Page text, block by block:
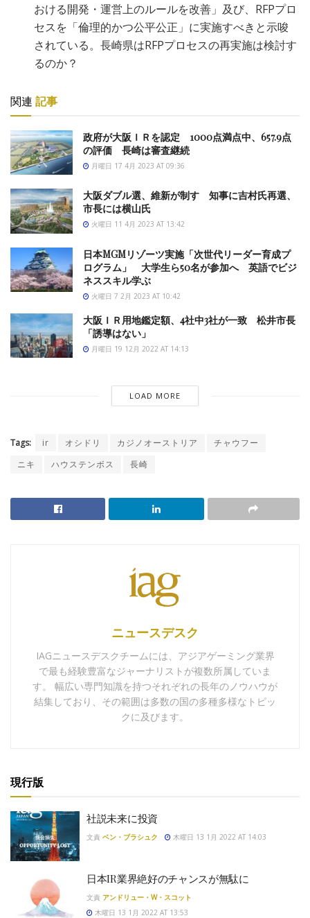
おける開発・運営上のルールを改善」及び、RFPプロ
セスを「倫理的かつ公平公正」に実施すべきと示唆
されている。長崎県はRFPプロセスの再実施は検討す
るのか？
関連 記事
政府が大阪ＩＲを認定 1000点満点中、657.9点
の評価 長崎は審査継続
月曜日 17 4月 2023 AT 09:36
大阪ダブル選、維新が制す 知事に吉村氏再選、
市長には横山氏
火曜日 11 4月 2023 AT 13:42
日本MGMリゾーツ実施「次世代リーダー育成プ
ログラム」 大学生ら50名が参加へ 英語でビジ
ネススキル学ぶ
火曜日 7 2月 2023 AT 10:42
大阪ＩＲ用地鑑定額、4社中3社が一致 松井市長
「誘導はない」
月曜日 19 12月 2022 AT 14:13
LOAD MORE
Tags: ir オシドリ カジノオーストリア
チャウフー
ニキ
ハウステンボス 長崎
ニュースデスク
IAGニュースデスクチームには、アジアゲーミング業界
で最も経験豊富なジャーナリストが複数所属していま
す。 幅広い専門知識を持つそれぞれの長年のノウハウが
結集しており、その範囲は多数の国の多種多様なトピッ
クに及びます。
現行版
社説未来に投資
文責 ベン・ブラシュク 木曜日 13 1月 2022 AT 14:03
日本IR業界絶好のチャンスが無駄に
文責 アンドリュー・W・スコット
木曜日 13 1月 2022 AT 13:53